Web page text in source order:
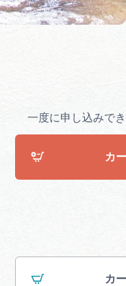
一度に申し込みで
カ
カ